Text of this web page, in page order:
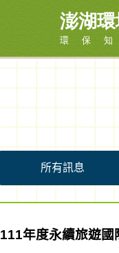
所有訊息
111年度永續旅遊國